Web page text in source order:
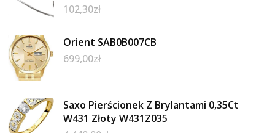
102,30zł
Orient SAB0B007CB
699,00zł
Saxo Pierścionek Z Brylantami 0,35Ct
W431 Złoty W431Z035